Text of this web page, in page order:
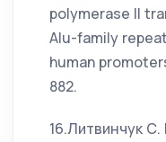
polymerase II
Alu-family
human
882.
16.Литвинчук